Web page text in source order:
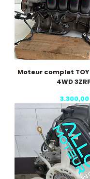
Moteur complet
4WD
Pris